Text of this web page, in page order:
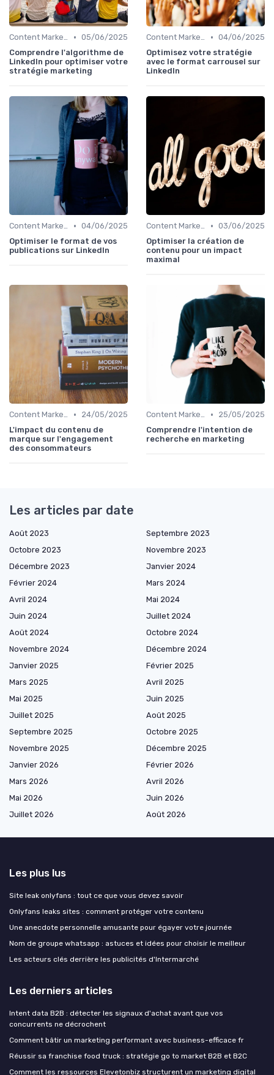
Content Marketing & SEO • 05/06/2025
Comprendre l'algorithme de
LinkedIn pour optimiser votre
stratégie marketing
Content Marketing & SEO • 04/06/2025
Optimisez votre stratégie
avec le format carrousel sur
LinkedIn
Content Marketing & SEO • 04/06/2025
Optimiser le format de vos
publications sur LinkedIn
Content Marketing & SEO • 03/06/2025
Optimiser la création de
contenu pour un impact
maximal
Content Marketing & SEO •
24/05/2025
L'impact du contenu de
marque sur l'engagement
des consommateurs
Content Marketing & SEO •
25/05/2025
Comprendre l'intention de
recherche en marketing
Les articles par date
Août 2023
Septembre 2023
Octobre 2023
Novembre 2023
Décembre 2023
Janvier 2024
Février 2024
Mars 2024
Avril 2024
Mai 2024
Juin 2024
Juillet 2024
Août 2024
Octobre 2024
Novembre 2024
Décembre 2024
Janvier 2025
Février 2025
Mars 2025
Avril 2025
Mai 2025
Juin 2025
Juillet 2025
Août 2025
Septembre 2025
Octobre 2025
Novembre 2025
Décembre 2025
Janvier 2026
Février 2026
Mars 2026
Avril 2026
Mai 2026
Juin 2026
Juillet 2026
Août 2026
Les plus lus
Site leak onlyfans : tout ce que vous devez savoir
Onlyfans leaks sites : comment protéger votre contenu
Une anecdote personnelle amusante pour égayer votre journée
Nom de groupe whatsapp : astuces et idées pour choisir le meilleur
Les acteurs clés derrière les publicités d'Intermarché
Les derniers articles
Intent data B2B : détecter les signaux d'achat avant que vos
concurrents ne décrochent
Comment bâtir un marketing performant avec business-efficace fr
Réussir sa franchise food truck : stratégie go to market B2B et B2C
Comment les ressources Elevetonbiz structurent un marketing digital